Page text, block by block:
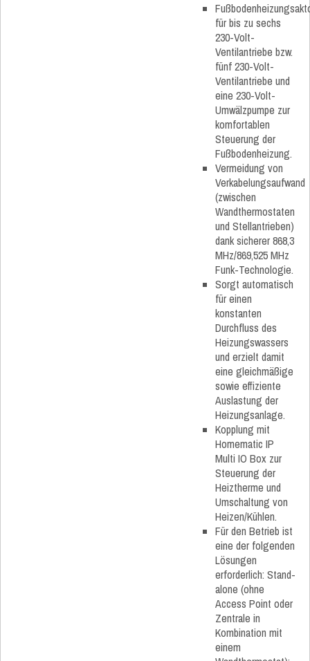
für bis zu sechs
230-Volt-
Ventilantriebe bzw.
fünf 230-Volt-
Ventilantriebe und
eine 230-Volt-
Umwälzpumpe zur
komfortablen
Steuerung der
Fußbodenheizung.
Vermeidung von
Verkabelungsaufwand
(zwischen
Wandthermostaten
und Stellantrieben)
dank sicherer 868,3
MHz/869,525 MHz
Funk-Technologie.
Sorgt automatisch
für einen
konstanten
Durchfluss des
Heizungswassers
und erzielt damit
eine gleichmäßige
sowie effiziente
Auslastung der
Heizungsanlage.
Kopplung mit
Homematic IP
Multi IO Box zur
Steuerung der
Heiztherme und
Umschaltung von
Heizen/Kühlen.
Für den Betrieb ist
eine der folgenden
Lösungen
erforderlich: Stand-
alone (ohne
Access Point oder
Zentrale in
Kombination mit
einem